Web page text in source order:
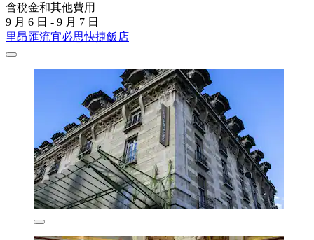
含稅金和其他費用
9 月 6 日 - 9 月 7 日
里昂匯流宜必思快捷飯店